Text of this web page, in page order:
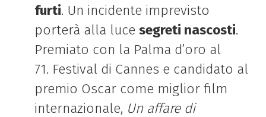
furti. Un incidente imprevisto
porterà alla luce segreti nascosti.
Premiato con la Palma d’oro al
71. Festival di Cannes e candidato al
premio Oscar come miglior film
internazionale, Un affare di